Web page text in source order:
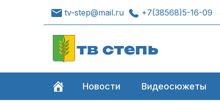
tv-step@mail.ru +7(38568)5-16-09
тв степь
Новости Видеосюжеты